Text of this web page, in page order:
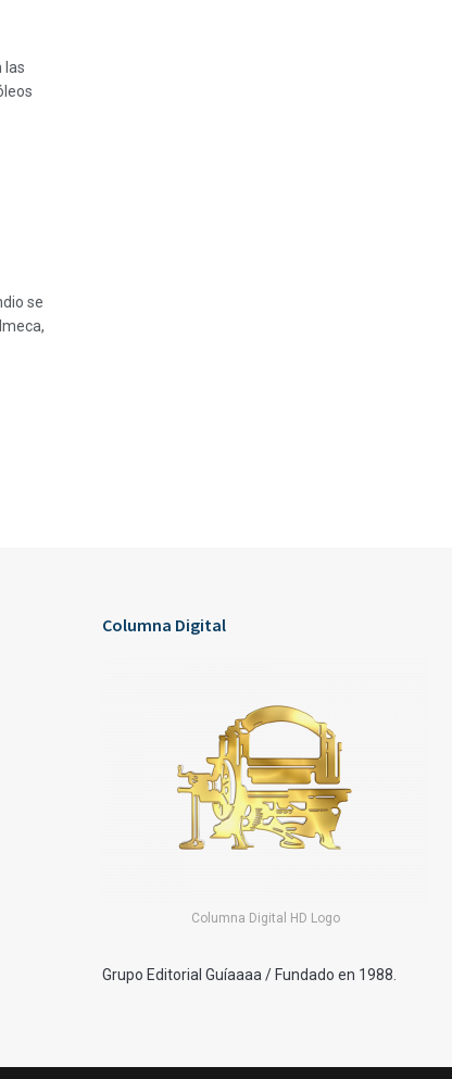
las
se
Columna Digital
Columna Digital HD Logo
Grupo Editorial Guíaaaa / Fundado en 1988.